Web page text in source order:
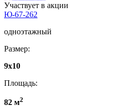
Участвует в акции
Ю-67-262
одноэтажный
Размер:
9x10
Площадь:
82 м2